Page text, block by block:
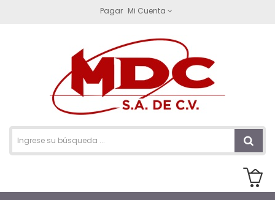
Pagar Mi Cuenta